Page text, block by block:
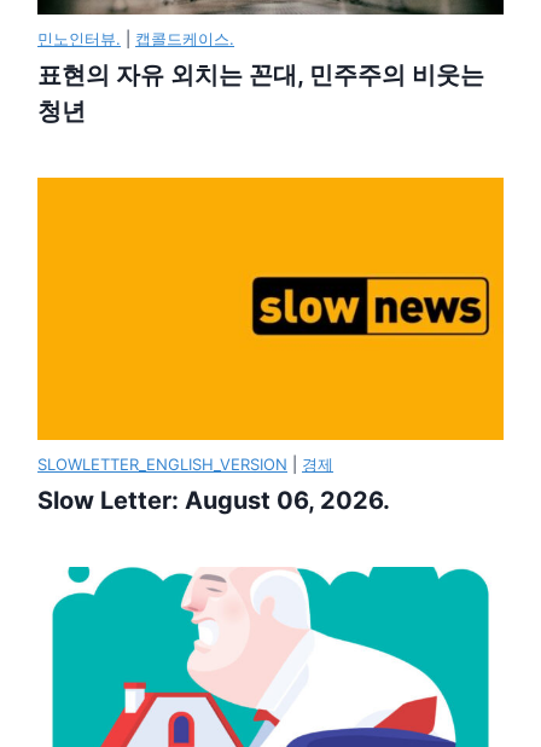
민노인터뷰. 캡콜드케이스.
표현의 자유 외치는 꼰대, 민주주의 비웃는
청년
SLOWLETTER_ENGLISH_VERSION 경제
Slow Letter: August 06, 2026.